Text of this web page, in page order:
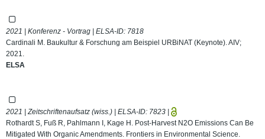
2021 | Konferenz - Vortrag | ELSA-ID: 7818
Cardinali M. Baukultur & Forschung am Beispiel URBiNAT (Keynote). AIV;
2021.
ELSA
2021 | Zeitschriftenaufsatz (wiss.) | ELSA-ID: 7823 |
Rothardt S, Fuß R, Pahlmann I, Kage H. Post-Harvest N2O Emissions Can Be
Mitigated With Organic Amendments. Frontiers in Environmental Science.